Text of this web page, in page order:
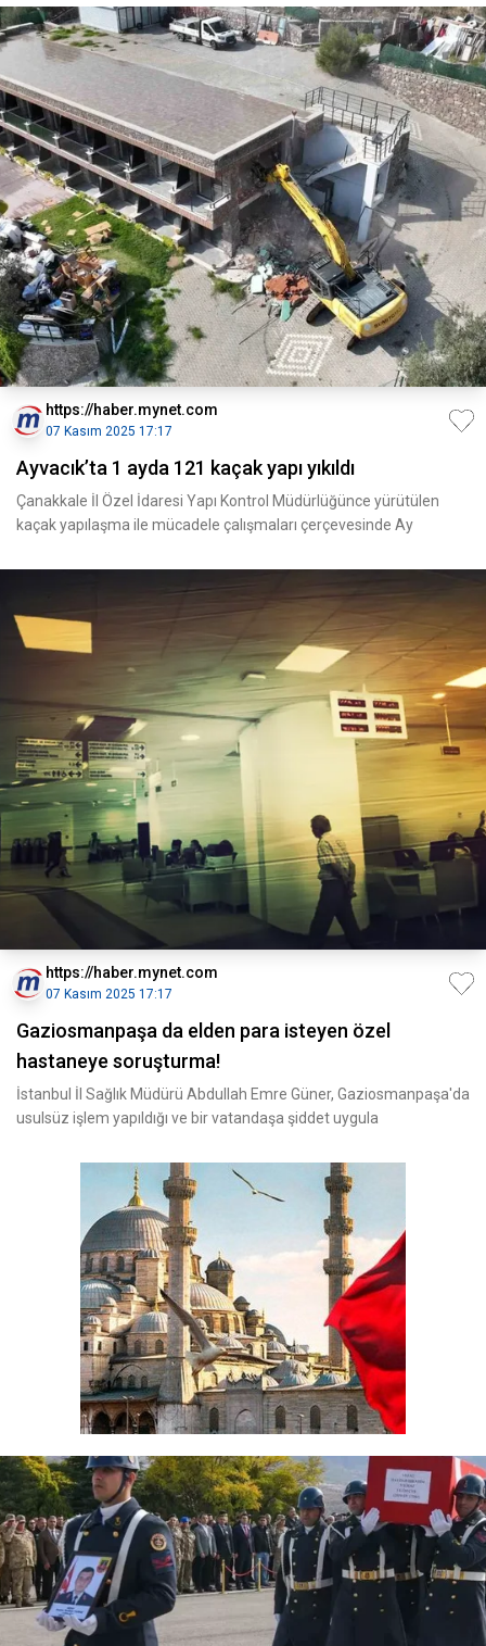
https://haber.mynet.com
07 Kasım 2025 17:17
Ayvacık’ta 1 ayda 121 kaçak yapı yıkıldı
Çanakkale İl Özel İdaresi Yapı Kontrol Müdürlüğünce yürütülen
kaçak yapılaşma ile mücadele çalışmaları çerçevesinde Ay
https://haber.mynet.com
07 Kasım 2025 17:17
Gaziosmanpaşa da elden para isteyen özel
hastaneye soruşturma!
İstanbul İl Sağlık Müdürü Abdullah Emre Güner, Gaziosmanpaşa'da
usulsüz işlem yapıldığı ve bir vatandaşa şiddet uygula